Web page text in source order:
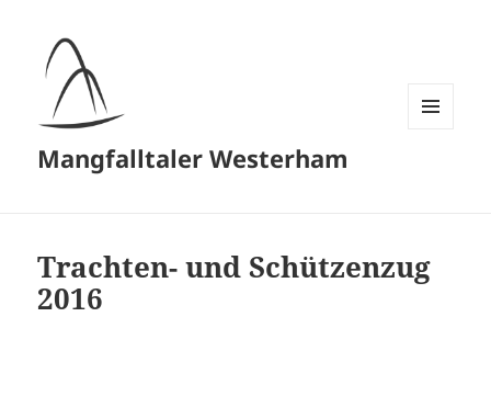
Mangfalltaler Westerham
Trachten- und Schützenzug
2016